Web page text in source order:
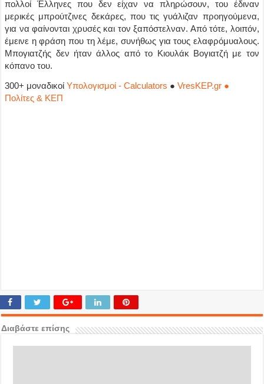
πολλοί Έλληνες που δεν είχαν να πληρώσουν, του έδιναν
μερικές μπρούτζινες δεκάρες, που τις γυάλιζαν προηγούμενα,
για να φαίνονται χρυσές και τον ξαπόστελναν. Από τότε, λοιπόν,
έμεινε η φράση που τη λέμε, συνήθως για τους ελαφρόμυαλους.
Μπογιατζής δεν ήταν άλλος από το Κιουλάκ Βογιατζή με τον
κόπανο του.
300+ μοναδικοίΥπολογισμοί - Calculators ●VresKEP.gr ●
Πολίτες & ΚΕΠ
Διαβάστε επίσης